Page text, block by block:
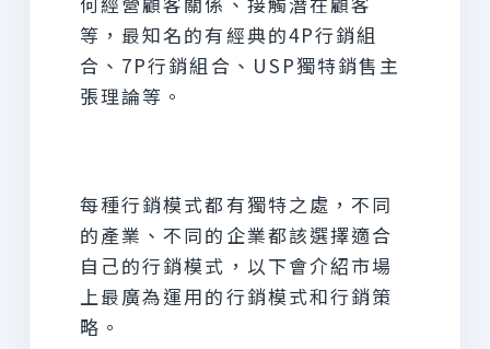
等，最知名的有經典的4P行銷組
合、7P行銷組合、USP獨特銷售主
張理論等。
每種行銷模式都有獨特之處，不同
的產業、不同的企業都該選擇適合
自己的行銷模式，以下會介紹市場
上最廣為運用的行銷模式和行銷策
略。